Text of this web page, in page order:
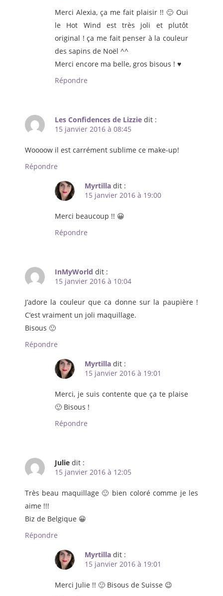
Merci Alexia, ça me fait plaisir !! 🙂 Oui
le Hot Wind est très joli et plutôt
original ! ça me fait penser à la couleur
des sapins de Noël ^^
Merci encore ma belle, gros bisous ! ♥
Répondre
Les Confidences de Lizzie dit :
15 janvier 2016 à 08:45
Woooow il est carrément sublime ce make-up!
Répondre
Myrtilla dit :
15 janvier 2016 à 19:00
Merci beaucoup !! 😀
Répondre
InMyWorld dit :
15 janvier 2016 à 10:04
J’adore la couleur que ca donne sur la paupière !
C’est vraiment un joli maquillage.
Bisous 🙂
Répondre
Myrtilla dit :
15 janvier 2016 à 19:01
Merci, je suis contente que ça te plaise
🙂 Bisous !
Répondre
Julie dit :
15 janvier 2016 à 12:05
Très beau maquillage 🙂 bien coloré comme je les
aime !!!
Biz de Belgique 😀
Répondre
Myrtilla dit :
15 janvier 2016 à 19:01
Merci Julie !! 🙂 Bisous de Suisse 😉